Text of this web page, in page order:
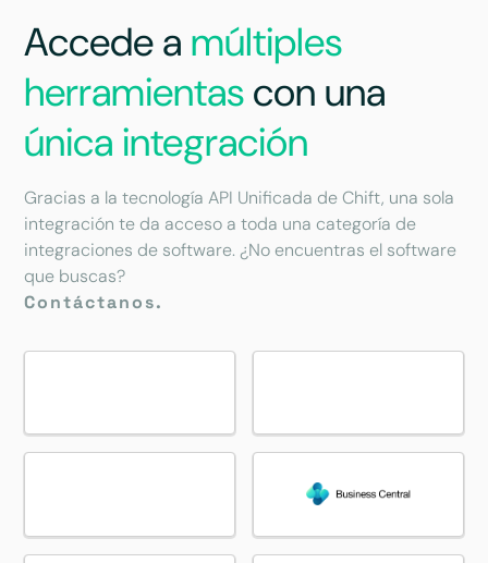
Accede a múltiples
herramientascon una
única integración
Gracias a la tecnología API Unificada de Chift, una sola
integración te da acceso a toda una categoría de
integraciones de software. ¿No encuentras el software
que buscas?
Contáctanos.